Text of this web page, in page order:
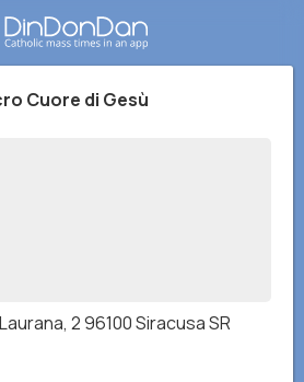
Cuore di Gesù
2 96100 Siracusa SR